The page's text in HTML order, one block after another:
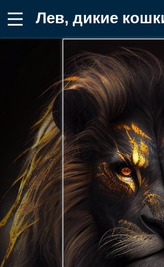
Лев, дикие кошки, дикий, кошки,